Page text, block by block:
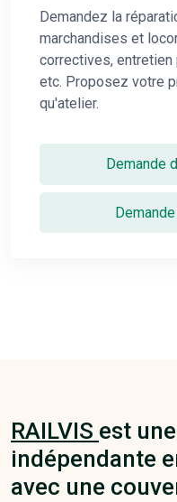
Demandez la
marchandises et
correctives,
etc. Proposez votre
qu'atelier.
Demande
RAILVIS est
indépendante
avec une